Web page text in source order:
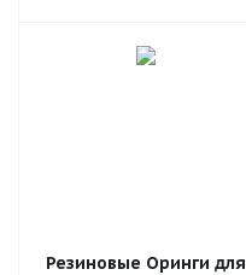
Резиновые Оринги для